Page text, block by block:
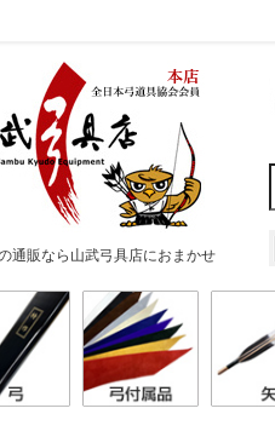
通販なら山武弓具店におまかせ